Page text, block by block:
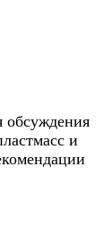
обсуждения
и